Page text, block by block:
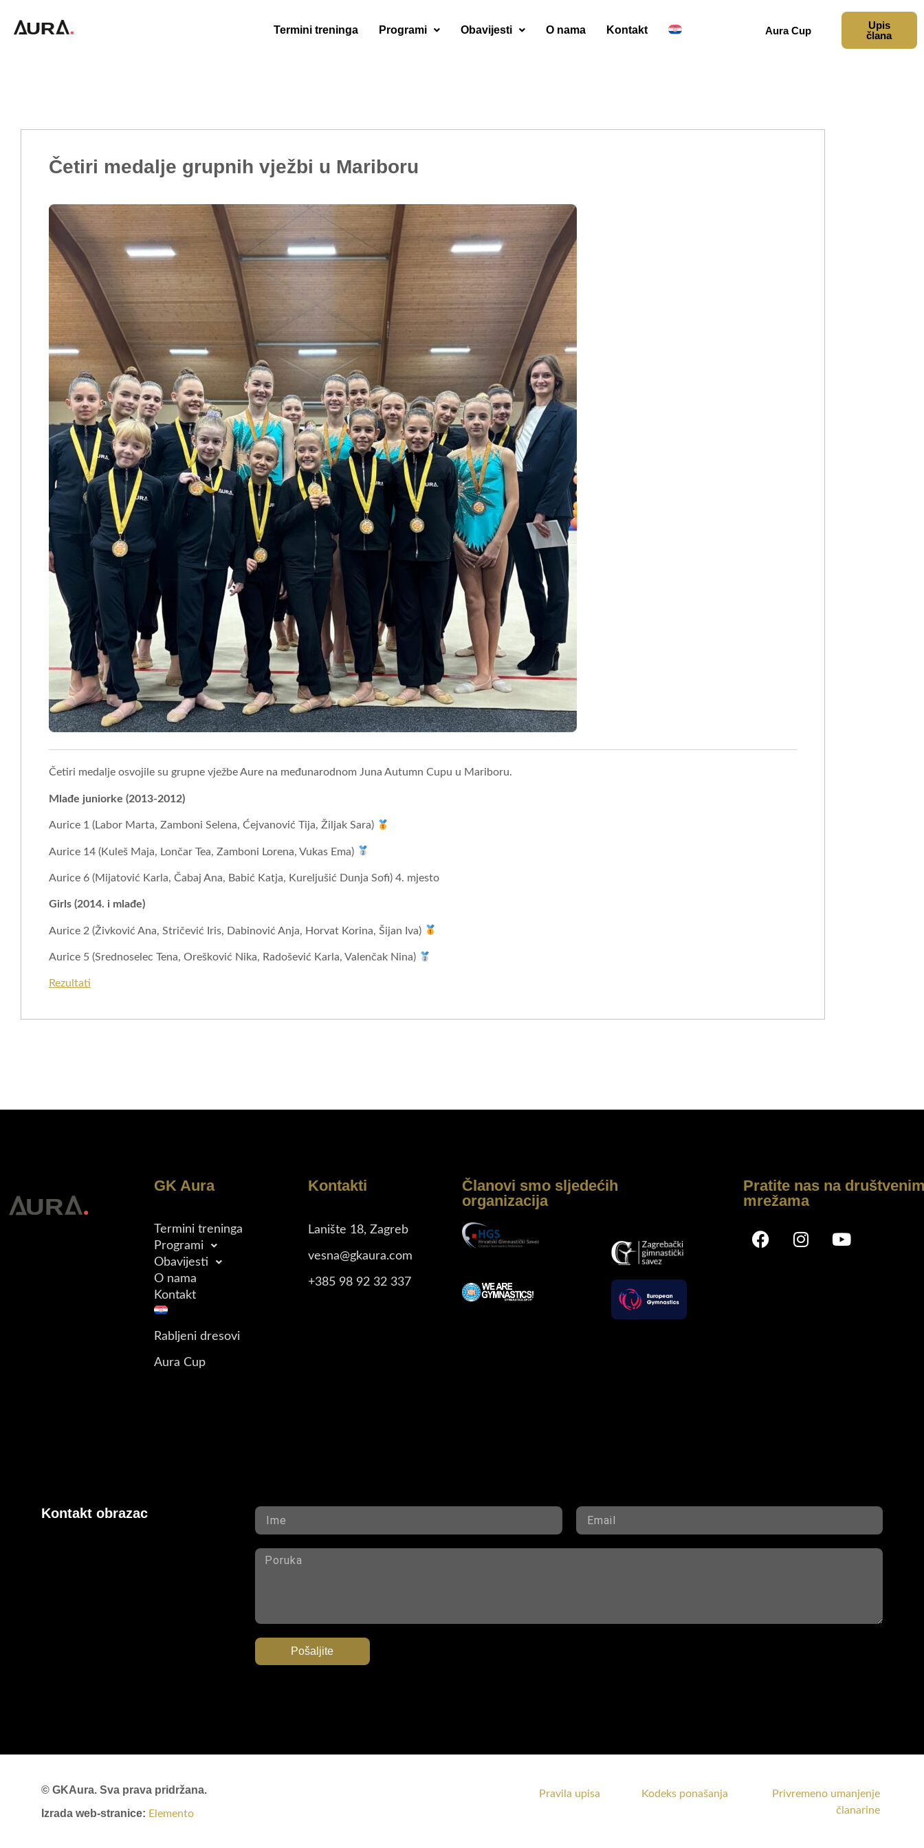
Termini treninga Programi Obavijesti O nama Kontakt Aura Cup
Upis
člana
Četiri medalje grupnih vježbi u Mariboru
Četiri medalje osvojile su grupne vježbe Aure na međunarodnom Juna Autumn Cupu u Mariboru.
Mlađe juniorke (2013-2012)
Aurice 1 (Labor Marta, Zamboni Selena, Ćejvanović Tija, Žiljak Sara)
Aurice 14 (Kuleš Maja, Lončar Tea, Zamboni Lorena, Vukas Ema)
Aurice 6 (Mijatović Karla, Čabaj Ana, Babić Katja, Kureljušić Dunja Sofi) 4. mjesto
Girls (2014. i mlađe)
Aurice 2 (Živković Ana, Stričević Iris, Dabinović Anja, Horvat Korina, Šijan Iva)
Aurice 5 (Srednoselec Tena, Orešković Nika, Radošević Karla, Valenčak Nina)
Rezultati
GK Aura
Termini treninga
Programi
Obavijesti
O nama
Kontakt
Rabljeni dresovi
Aura Cup
Kontakti
Lanište 18, Zagreb
vesna@gkaura.com
+385 98 92 32 337
Članovi smo sljedećih
organizacija
Pratite nas na
mrežama
Kontakt obrazac
Pošaljite
© GKAura. Sva prava pridržana.
Izrada web-stranice: Elemento
Pravila upisa Kodeks ponašanja
Privremeno umanjenje
članarine